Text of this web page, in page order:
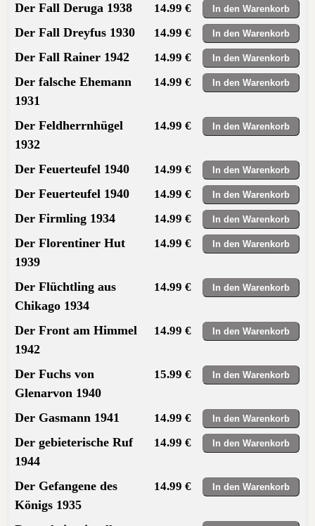
Der Fall Deruga 1938 14.99 €
Der Fall Dreyfus 1930 14.99 €
Der Fall Rainer 1942 14.99 €
Der falsche Ehemann
1931
14.99 €
Der Feldherrnhügel
1932
14.99 €
Der Feuerteufel 1940 14.99 €
Der Feuerteufel 1940 14.99 €
Der Firmling 1934 14.99 €
Der Florentiner Hut
1939
14.99 €
Der Flüchtling aus
Chikago 1934
14.99 €
Der Front am Himmel
1942
14.99 €
Der Fuchs von
Glenarvon 1940
15.99 €
Der Gasmann 1941 14.99 €
Der gebieterische Ruf
1944
14.99 €
Der Gefangene des
Königs 1935
14.99 €